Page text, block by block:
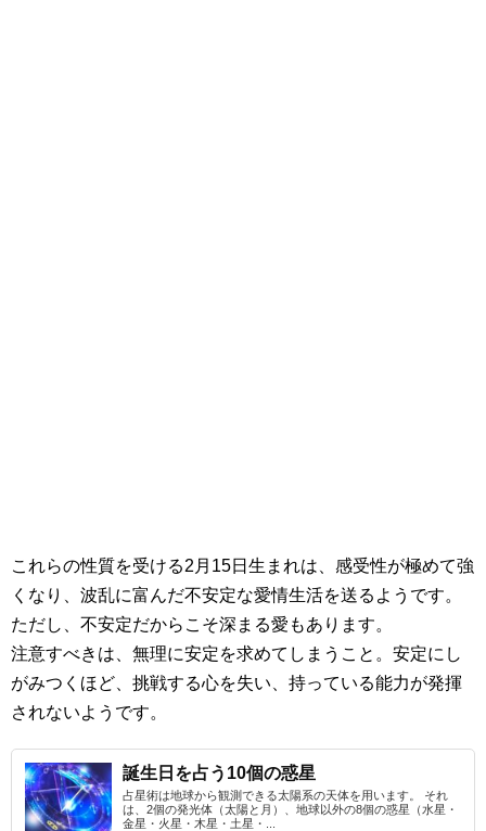
これらの性質を受ける2月15日生まれは、感受性が極めて強
くなり、波乱に富んだ不安定な愛情生活を送るようです。
ただし、不安定だからこそ深まる愛もあります。
注意すべきは、無理に安定を求めてしまうこと。安定にし
がみつくほど、挑戦する心を失い、持っている能力が発揮
されないようです。
誕生日を占う10個の惑星
占星術は地球から観測できる太陽系の天体を用います。 それ
は、2個の発光体（太陽と月）、地球以外の8個の惑星（水星・
金星・火星・木星・土星・...